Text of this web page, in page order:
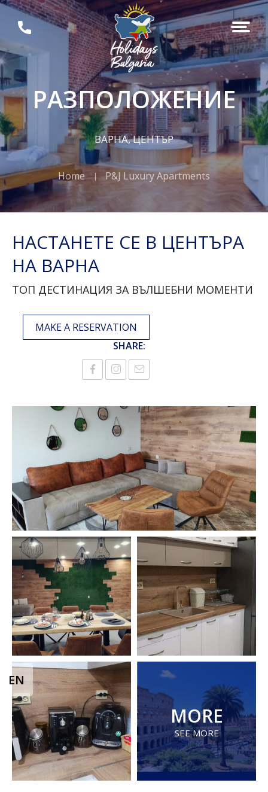
РАЗПОЛОЖЕНИЕ
ВАРНА, ЦЕНТЪР
Home P&J Luxury Apartments
НАСТАНЕТЕ СЕ В ЦЕНТЪРА
НА ВАРНА
ТОП ДЕСТИНАЦИЯ ЗА ВЪЛШЕБНИ МОМЕНТИ
MAKE A RESERVATION
SHARE:
MORE
SEE MORE
EN